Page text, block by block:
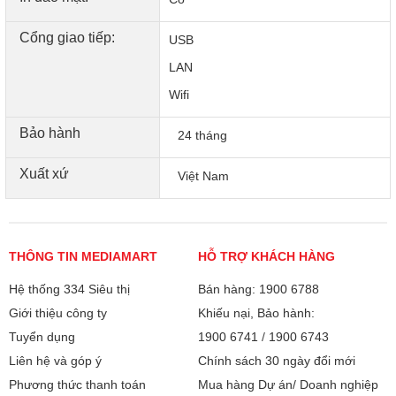
với mọi môi trường làm việc Wi-Fi tích hợp cho phép người
dùng in, gửi tài liệu từ xa. Kết nối với các thiết bị di động dễ
Cổng giao tiếp:
USB
LAN
Wifi
Bảo hành 24 tháng
Xuất xứ Việt Nam
THÔNG TIN MEDIAMART
Hệ thống 334 Siêu thị
Giới thiệu công ty
Tuyển dụng
Liên hệ và góp ý
Phương thức thanh toán
HỖ TRỢ KHÁCH HÀNG
Bán hàng: 1900 6788
Khiếu nại, Bảo hành:
1900 6741 / 1900 6743
Chính sách 30 ngày đổi mới
Mua hàng Dự án/ Doanh nghiệp